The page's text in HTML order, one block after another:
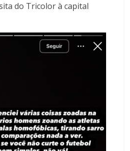
do Tricolor à capital